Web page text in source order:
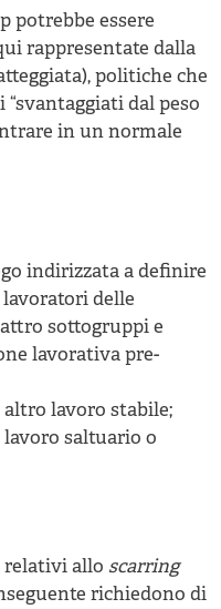
potrebbe essere
rappresentate dalla
politiche che
dal peso
in un normale
indirizzata a definire
delle
sottogruppi e
lavorativa pre-
lavoro stabile;
saltuario o
relativi allo scarring
richiedono di